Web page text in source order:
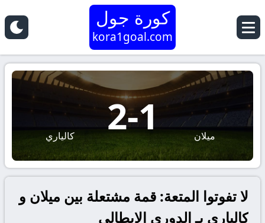
كورة جول
kora1goal.com
ميلان 1
-
2 كالياري
لا تفوتوا المتعة: قمة مشتعلة بين ميلان و
كالياري بـ الدوري الإيطالي